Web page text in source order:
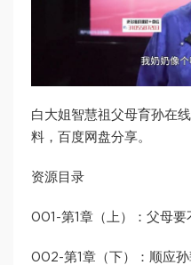
白大姐智慧祖父母育孙在
料，百度网盘分享。
资源目录
001-第1章（上）：父母
002-第1章（下）：顺应